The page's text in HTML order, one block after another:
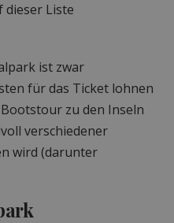
dieser Liste
ist zwar
für das Ticket lohnen
zu den Inseln
verschiedener
wird (darunter